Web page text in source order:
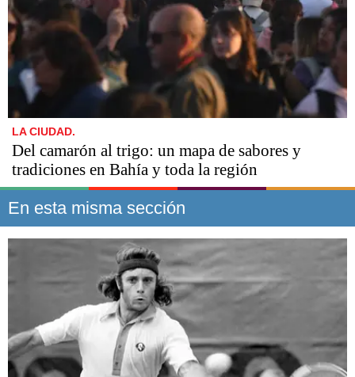
LA CIUDAD.
Del camarón al trigo: un mapa de sabores y
tradiciones en Bahía y toda la región
En esta misma sección